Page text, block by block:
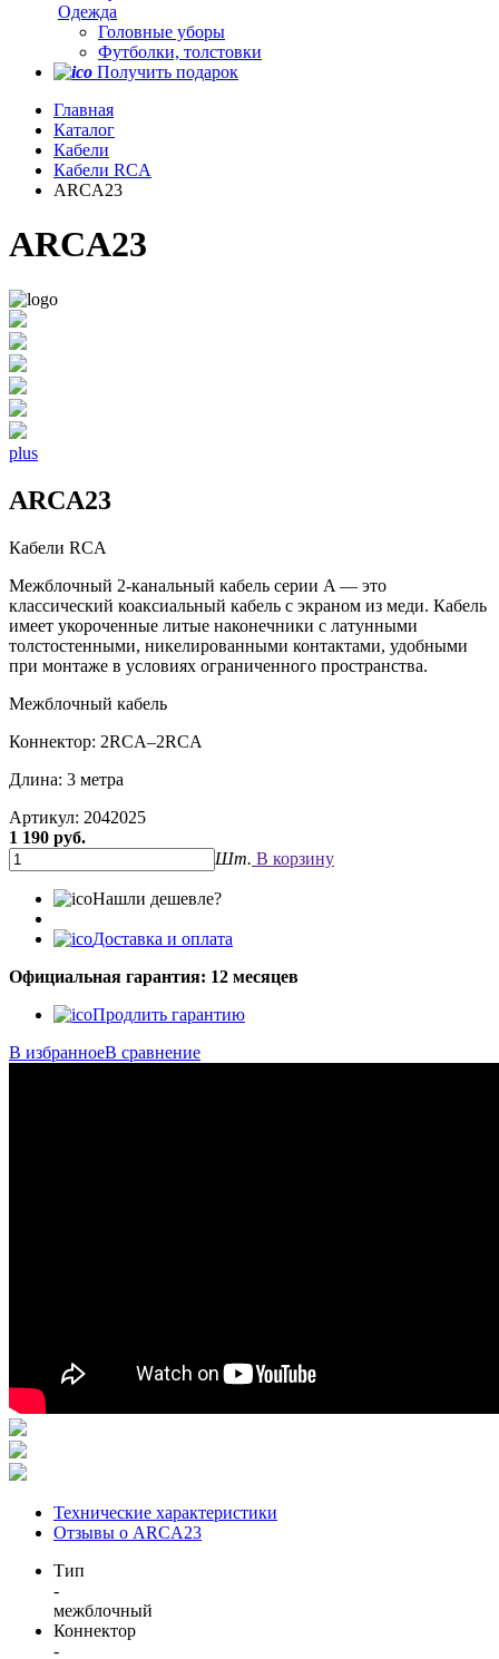
Одежда
Головные уборы
Футболки, толстовки
Получить подарок
Главная
Каталог
Кабели
Кабели RCA
ARCA23
ARCA23
plus
ARCA23
Кабели RCA
Межблочный 2-канальный кабель серии A — это
классический коаксиальный кабель с экраном из меди. Кабель
имеет укороченные литые наконечники с латунными
толстостенными, никелированными контактами, удобными
при монтаже в условиях ограниченного пространства.
Межблочный кабель
Коннектор: 2RCA–2RCA
Длина: 3 метра
Артикул: 2042025
1 190 руб.
Шт. В корзину
Нашли дешевле?
Доставка и оплата
Официальная гарантия: 12 месяцев
Продлить гарантию
В избранноеВ сравнение
Технические характеристики
Отзывы о ARCA23
Тип
-
межблочный
Коннектор
-